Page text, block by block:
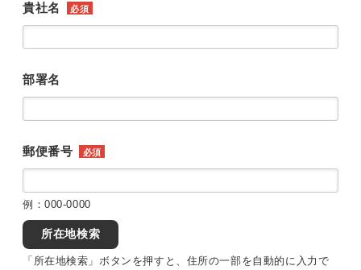
貴社名 必須
部署名
郵便番号 必須
例：000-0000
所在地検索
「所在地検索」ボタンを押すと、住所の一部を自動的に入力で